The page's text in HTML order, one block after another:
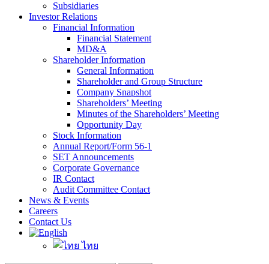
Subsidiaries
Investor Relations
Financial Information
Financial Statement
MD&A
Shareholder Information
General Information
Shareholder and Group Structure
Company Snapshot
Shareholders’ Meeting
Minutes of the Shareholders’ Meeting
Opportunity Day
Stock Information
Annual Report/Form 56-1
SET Announcements
Corporate Governance
IR Contact
Audit Committee Contact
News & Events
Careers
Contact Us
ไทย